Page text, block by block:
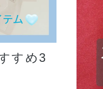
すめ3